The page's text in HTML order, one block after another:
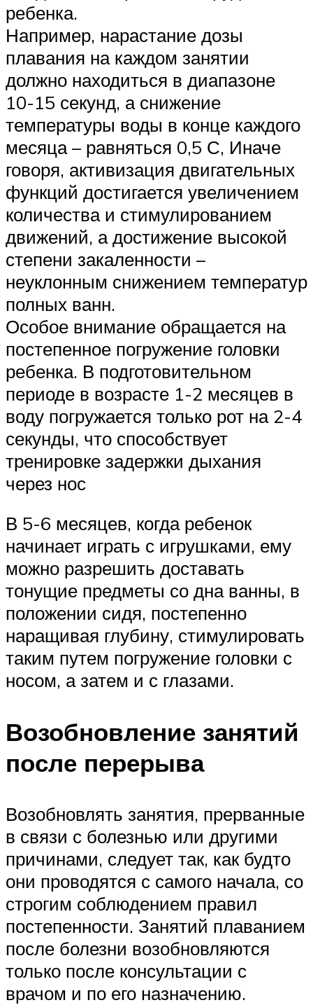
ребенка.
Например, нарастание дозы
плавания на каждом занятии
должно находиться в диапазоне
10-15 секунд, а снижение
температуры воды в конце каждого
месяца – равняться 0,5 С, Иначе
говоря, активизация двигательных
функций достигается увеличением
количества и стимулированием
движений, а достижение высокой
степени закаленности –
неуклонным снижением температур
полных ванн.
Особое внимание обращается на
постепенное погружение головки
ребенка. В подготовительном
периоде в возрасте 1-2 месяцев в
воду погружается только рот на 2-4
секунды, что способствует
тренировке задержки дыхания
через нос
В 5-6 месяцев, когда ребенок
начинает играть с игрушками, ему
можно разрешить доставать
тонущие предметы со дна ванны, в
положении сидя, постепенно
наращивая глубину, стимулировать
таким путем погружение головки с
носом, а затем и с глазами.
Возобновление занятий
после перерыва
Возобновлять занятия, прерванные
в связи с болезнью или другими
причинами, следует так, как будто
они проводятся с самого начала, со
строгим соблюдением правил
постепенности. Занятий плаванием
после болезни возобновляются
только после консультации с
врачом и по его назначению.